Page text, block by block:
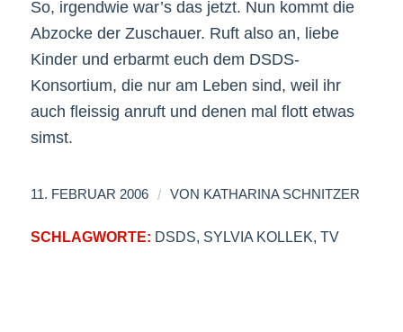
So, irgendwie war’s das jetzt. Nun kommt die
Abzocke der Zuschauer. Ruft also an, liebe
Kinder und erbarmt euch dem DSDS-
Konsortium, die nur am Leben sind, weil ihr
auch fleissig anruft und denen mal flott etwas
simst.
11. FEBRUAR 2006 / VON KATHARINA SCHNITZER
SCHLAGWORTE: DSDS SYLVIA KOLLEK TV